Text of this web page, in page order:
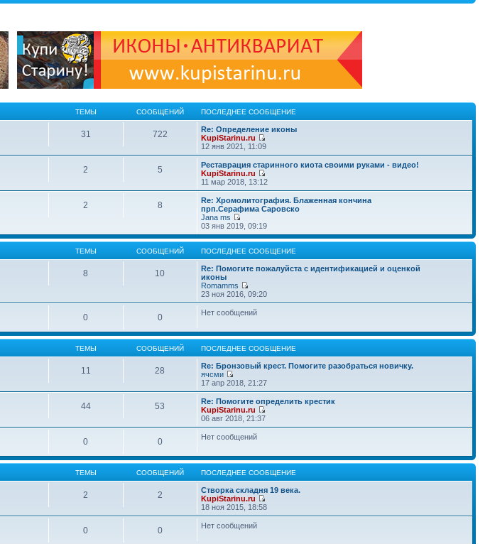
ТЕМЫ СООБЩЕНИЙ ПОСЛЕДНЕЕ СООБЩЕНИЕ
31 722
Re: Определение иконы
KupiStarinu.ru
12 янв 2021, 11:09
2 5
Реставрация старинного киота своими руками - видео!
KupiStarinu.ru
11 мар 2018, 13:12
2 8
Re: Хромолитография. Блаженная кончина
прп.Серафима Саровско
Jana ms
03 янв 2019, 09:19
ТЕМЫ СООБЩЕНИЙ ПОСЛЕДНЕЕ СООБЩЕНИЕ
8 10
Re: Помогите пожалуйста с идентификацией и оценкой
иконы
Romamms
23 ноя 2016, 09:20
0 0 Нет сообщений
ТЕМЫ СООБЩЕНИЙ ПОСЛЕДНЕЕ СООБЩЕНИЕ
11 28
Re: Бронзовый крест. Помогите разобраться новичку.
ячсми
17 апр 2018, 21:27
44 53
Re: Помогите определить крестик
KupiStarinu.ru
06 авг 2018, 21:37
0 0 Нет сообщений
ТЕМЫ СООБЩЕНИЙ ПОСЛЕДНЕЕ СООБЩЕНИЕ
2 2
Створка складня 19 века.
KupiStarinu.ru
18 ноя 2015, 18:58
0 0 Нет сообщений